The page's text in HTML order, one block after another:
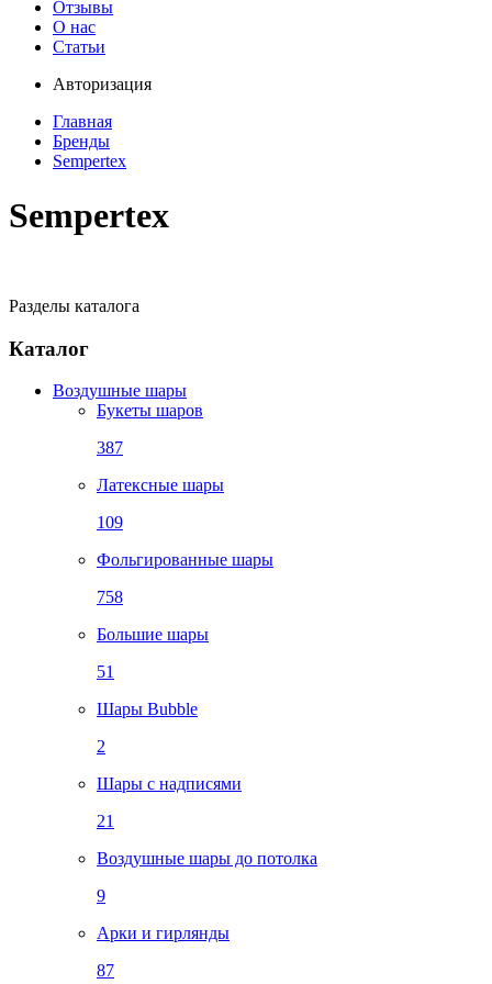
Отзывы
О нас
Статьи
Авторизация
Главная
Бренды
Sempertex
Sempertex
Разделы каталога
Каталог
Воздушные шары
Букеты шаров
387
Латексные шары
109
Фольгированные шары
758
Большие шары
51
Шары Bubble
2
Шары с надписями
21
Воздушные шары до потолка
9
Арки и гирлянды
87